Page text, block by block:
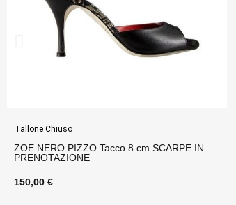
Tallone Aperto
MARA NUDO VERNICE Tacco 9 cm SCARPE
IN PRENOTAZIONE
150,00 €